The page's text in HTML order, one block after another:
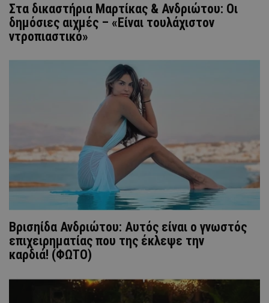
Στα δικαστήρια Μαρτίκας & Ανδριώτου: Οι
δημόσιες αιχμές – «Είναι τουλάχιστον
ντροπιαστικό»
Βρισηίδα Ανδριώτου: Αυτός είναι ο γνωστός
επιχειρηματίας που της έκλεψε την
καρδιά! (ΦΩΤΟ)